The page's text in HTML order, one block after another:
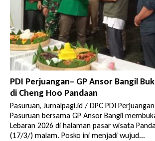
PDI Perjuangan– GP Ansor Bangil
di Cheng Hoo Pandaan
Pasuruan, Jurnalpagi.id / DPC PDI
Pasuruan bersama GP Ansor Bangil
Lebaran 2026 di halaman pasar wisata
(17/3/) malam. Posko ini menjadi wujud...